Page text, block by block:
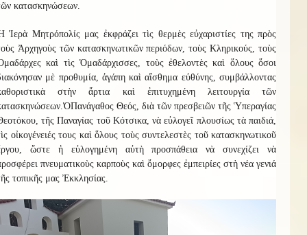
κατασκηνώσεων.
Ἱερὰ Μητρόπολίς μας ἐκφράζει τὶς θερμὲς εὐχαριστίες της πρὸς
Ἀρχηγοὺς τῶν κατασκηνωτικῶν περιόδων, τοὺς Κληρικούς, τοὺς
καὶ τὶς Ὁμαδάρχισσες, τοὺς ἐθελοντὲς καὶ ὅλους ὅσοι
μὲ προθυμία, ἀγάπη καὶ αἴσθημα εὐθύνης, συμβάλλοντας
στὴν ἄρτια καὶ ἐπιτυχημένη λειτουργία τῶν
ὉΠανάγαθος Θεός, διὰ τῶν πρεσβειῶν τῆς Ὑπεραγίας
τῆς Παναγίας τοῦ Κότσικα, νὰ εὐλογεῖ πλουσίως τὰ παιδιά,
οἰκογένειές τους καὶ ὅλους τοὺς συντελεστὲς τοῦ κατασκηνωτικοῦ
ὥστε ἡ εὐλογημένη αὐτὴ προσπάθεια νὰ συνεχίζει νὰ
πνευματικοὺς καρποὺς καὶ ὄμορφες ἐμπειρίες στὴ νέα γενιά
τοπικῆς μας Ἐκκλησίας.